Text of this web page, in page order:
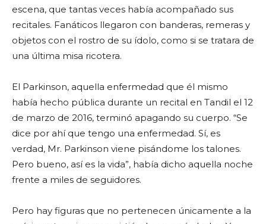
escena, que tantas veces había acompañado sus
recitales. Fanáticos llegaron con banderas, remeras y
objetos con el rostro de su ídolo, como si se tratara de
una última misa ricotera.
El Parkinson, aquella enfermedad que él mismo
había hecho pública durante un recital en Tandil el 12
de marzo de 2016, terminó apagando su cuerpo. “Se
dice por ahí que tengo una enfermedad. Sí, es
verdad, Mr. Parkinson viene pisándome los talones.
Pero bueno, así es la vida”, había dicho aquella noche
frente a miles de seguidores.
Pero hay figuras que no pertenecen únicamente a la